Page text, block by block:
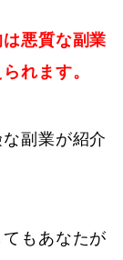
悪質な副業
れます。
副業が紹介
もあなたが